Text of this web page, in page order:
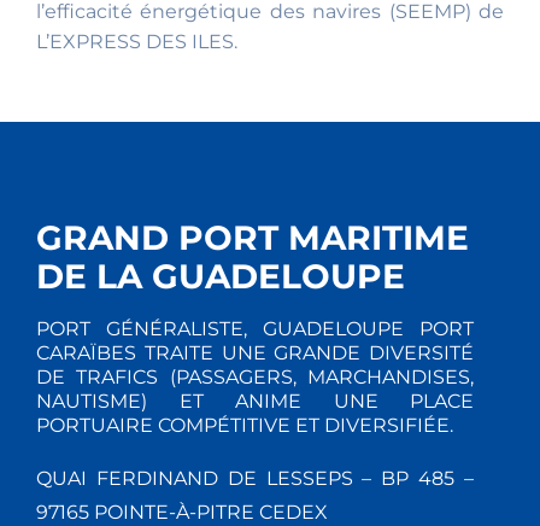
l’efficacité énergétique des navires (SEEMP) de
L’EXPRESS DES ILES.
GRAND PORT MARITIME
DE LA GUADELOUPE
PORT GÉNÉRALISTE, GUADELOUPE PORT
CARAÏBES TRAITE UNE GRANDE DIVERSITÉ
DE TRAFICS (PASSAGERS, MARCHANDISES,
NAUTISME) ET ANIME UNE PLACE
PORTUAIRE COMPÉTITIVE ET DIVERSIFIÉE.
QUAI FERDINAND DE LESSEPS – BP 485 –
97165 POINTE-À-PITRE CEDEX